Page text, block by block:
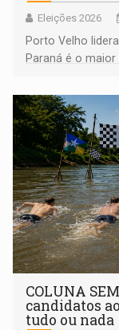
Eleições 2026
Porto Velho
Paraná é o
COLUNA
candidatos
tudo ou nada